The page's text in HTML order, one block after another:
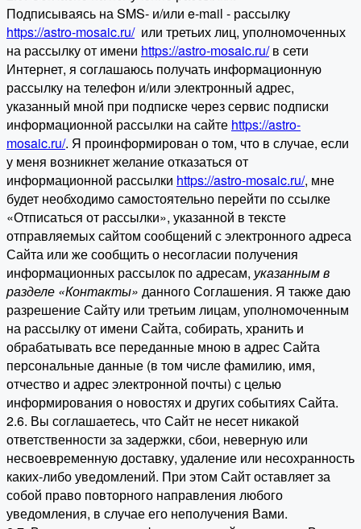
Подписываясь на SMS- и/или e-mail - рассылку
https://astro-mosaic.ru/или третьих лиц, уполномоченных
на рассылку от имени https://astro-mosaic.ru/в сети
Интернет, я соглашаюсь получать информационную
рассылку на телефон и/или электронный адрес,
указанный мной при подписке через сервис подписки
информационной рассылки на сайте https://astro-
mosaic.ru/. Я проинформирован о том, что в случае, если
у меня возникнет желание отказаться от
информационной рассылки https://astro-mosaic.ru/, мне
будет необходимо самостоятельно перейти по ссылке
«Отписаться от рассылки», указанной в тексте
отправляемых сайтом сообщений с электронного адреса
Сайта или же сообщить о несогласии получения
информационных рассылок по адресам, указанным в
разделе «Контакты» данного Соглашения. Я также даю
разрешение Сайту или третьим лицам, уполномоченным
на рассылку от имени Сайта, собирать, хранить и
обрабатывать все переданные мною в адрес Сайта
персональные данные (в том числе фамилию, имя,
отчество и адрес электронной почты) с целью
информирования о новостях и других событиях Сайта.
2.6. Вы соглашаетесь, что Сайт не несет никакой
ответственности за задержки, сбои, неверную или
несвоевременную доставку, удаление или несохранность
каких-либо уведомлений. При этом Сайт оставляет за
собой право повторного направления любого
уведомления, в случае его неполучения Вами.